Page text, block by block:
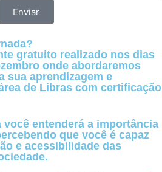
Enviar
gratuito realizado nos dias
onde abordaremos
sua aprendizagem e
de Libras com certificação
você entenderá a importância
que você é capaz
e acessibilidade das